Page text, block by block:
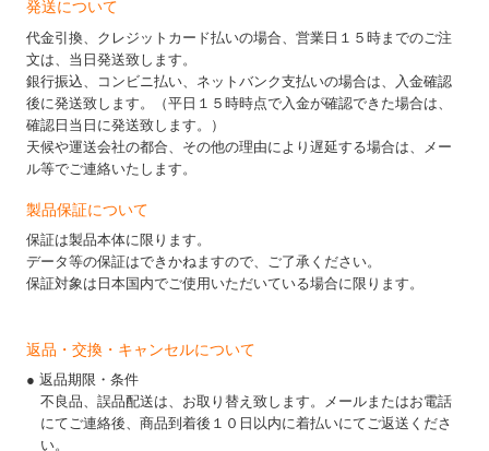
発送について
代金引換、クレジットカード払いの場合、営業日１５時までのご注
文は、当日発送致します。
銀行振込、コンビニ払い、ネットバンク支払いの場合は、入金確認
後に発送致します。（平日１５時時点で入金が確認できた場合は、
確認日当日に発送致します。）
天候や運送会社の都合、その他の理由により遅延する場合は、メー
ル等でご連絡いたします。
製品保証について
保証は製品本体に限ります。
データ等の保証はできかねますので、ご了承ください。
保証対象は日本国内でご使用いただいている場合に限ります。
返品・交換・キャンセルについて
● 返品期限・条件
不良品、誤品配送は、お取り替え致します。メールまたはお電話
にてご連絡後、商品到着後１０日以内に着払いにてご返送くださ
い。